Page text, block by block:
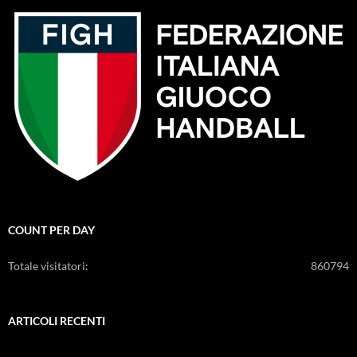
COUNT PER DAY
860794
Totale visitatori:
ARTICOLI RECENTI